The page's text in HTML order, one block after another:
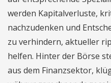
werden Kapitalverluste,
nachzudenken und
zu verhindern, aktueller
helfen. Hinter der Börse
aus dem Finanzsektor,